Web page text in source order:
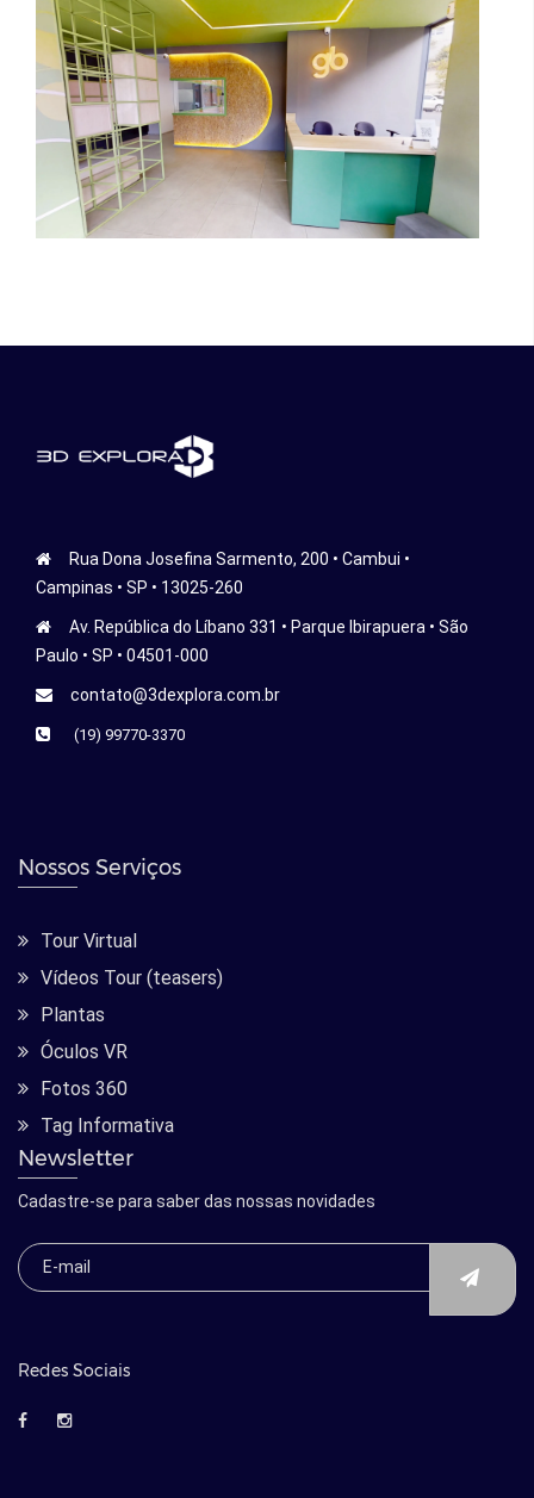
Rua Dona Josefina Sarmento, 200 • Cambui •
Campinas • SP • 13025-260
Av. República do Líbano 331 • Parque Ibirapuera • São
Paulo • SP • 04501-000
contato@3dexplora.com.br
(19) 99770-3370
Nossos Serviços
Tour Virtual
Vídeos Tour (teasers)
Plantas
Óculos VR
Fotos 360
Tag Informativa
Newsletter
Cadastre-se para saber das nossas novidades
Redes Sociais